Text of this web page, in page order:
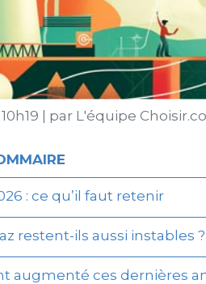
par L'équipe
: ce qu’il faut retenir
restent-ils aussi instables ?
augmenté ces dernières